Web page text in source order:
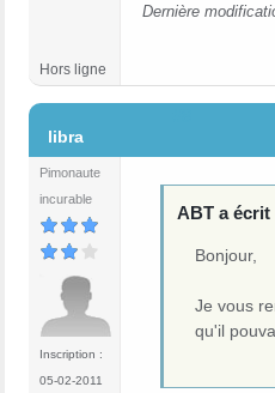
Dernière
Hors ligne
libra
Pimonaute
incurable
Inscription :
05-02-2011
ABT a écrit
Bonjour,
Je vous
qu'il